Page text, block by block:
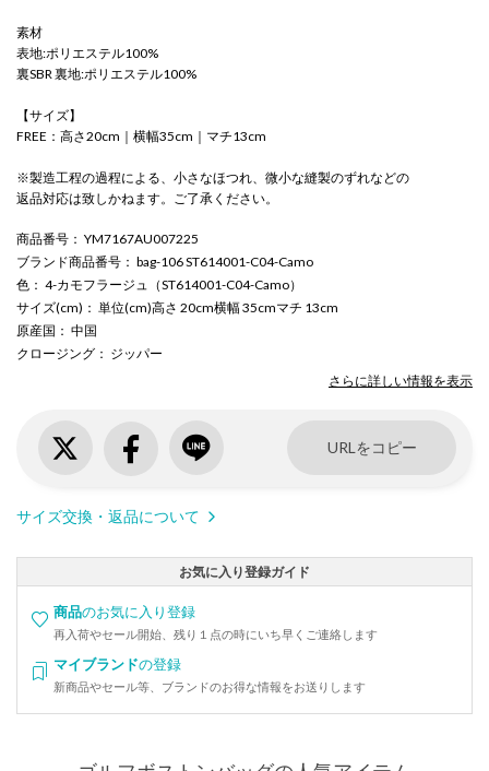
素材
表地:ポリエステル100%
裏SBR 裏地:ポリエステル100%
【サイズ】
FREE：高さ20cm｜横幅35cm｜マチ13cm
※製造工程の過程による、小さなほつれ、微小な縫製のずれなどの
返品対応は致しかねます。ご了承ください。
商品番号 ： YM7167AU007225
ブランド商品番号 ： bag-106 ST614001-C04-Camo
色 ： 4-カモフラージュ（ST614001-C04-Camo）
サイズ(cm) ： 単位(cm)高さ 20cm横幅 35cmマチ 13cm
原産国 ： 中国
クロージング ： ジッパー
さらに詳しい情報を表示
URLをコピー
サイズ交換・返品について
お気に入り登録ガイド
商品のお気に入り登録
再入荷やセール開始、残り１点の時にいち早くご連絡します
マイブランドの登録
新商品やセール等、ブランドのお得な情報をお送りします